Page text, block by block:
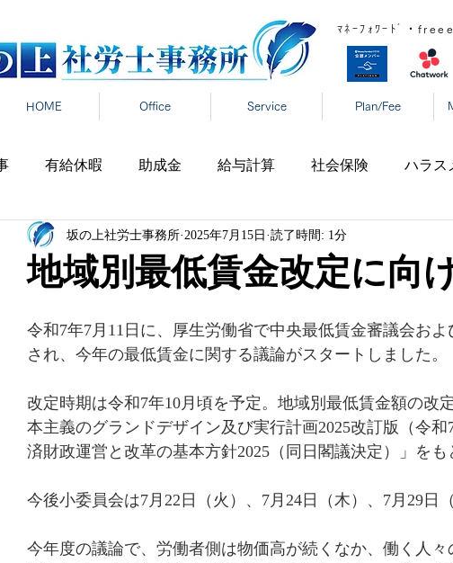
ﾏﾈｰﾌｫﾜｰﾄﾞ・
HOME Office Service Plan/Fee
有給休暇 助成金 給与計算 社会保険 ハラス
時間 雇用契約 在宅勤務 税制 高齢者雇用
地域別最低賃金改定に向
坂の上社労士事務所 2025年7月15日 読了時間: 1分
令和7年7月11日に、厚生労働省で中央最低賃金審議会お
され、今年の最低賃金に関する議論がスタートしました。
改定時期は令和7年10月頃を予定。地域別最低賃金額の改
本主義のグランドデザイン及び実行計画2025改訂版（令
済財政運営と改革の基本方針2025（同日閣議決定）」をも
今後小委員会は7月22日（火）、7月24日（木）、7月29日
今年度の議論で、労働者側は物価高が続くなか、働く人